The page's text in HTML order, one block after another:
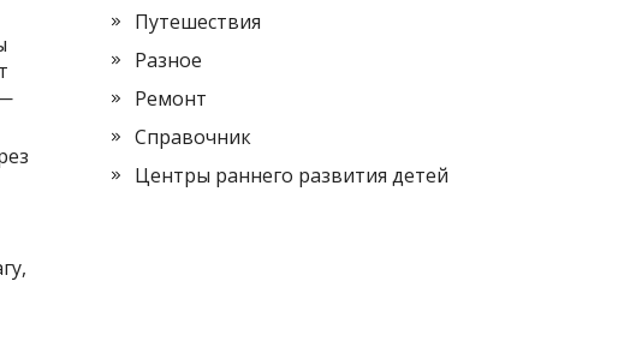
Путешествия
Разное
Ремонт
Справочник
Центры раннего развития детей